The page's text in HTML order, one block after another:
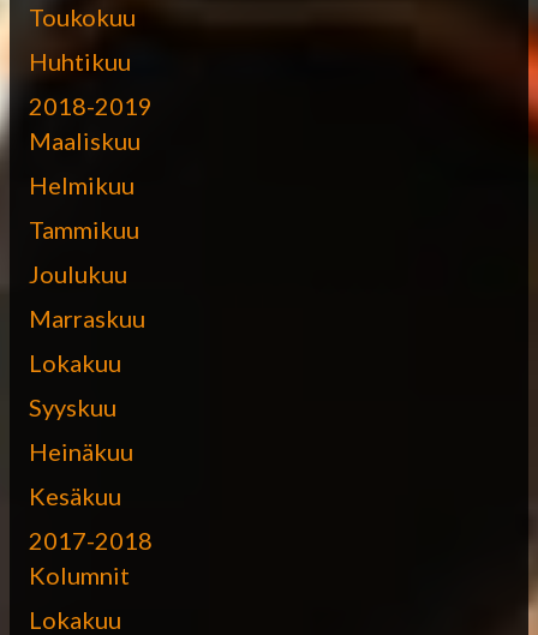
Toukokuu
Huhtikuu
2018-2019
Maaliskuu
Helmikuu
Tammikuu
Joulukuu
Marraskuu
Lokakuu
Syyskuu
Heinäkuu
Kesäkuu
2017-2018
Kolumnit
Lokakuu